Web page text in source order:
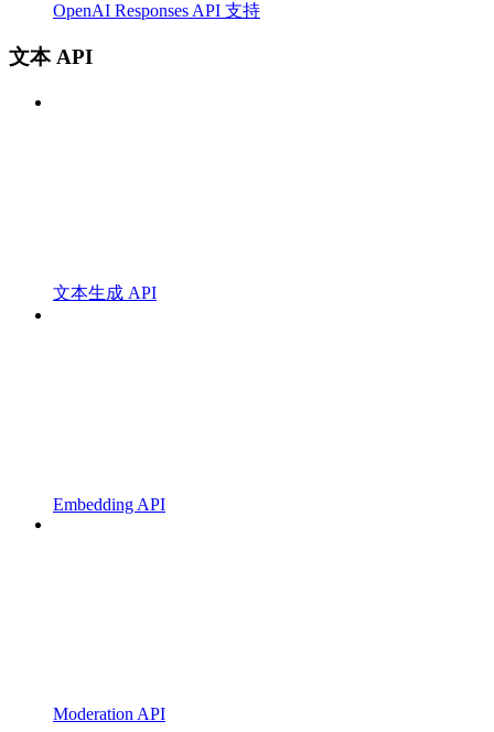
OpenAI Responses API 支持
文本 API
文本生成 API
Embedding API
Moderation API